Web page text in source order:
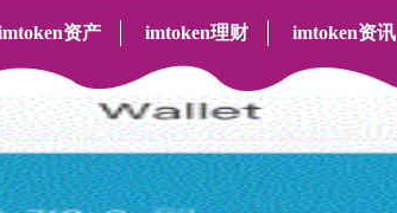
资产 imtoken理财 imtoken资讯